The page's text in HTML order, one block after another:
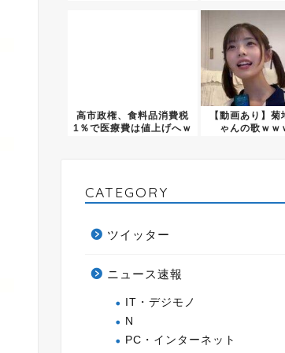
高市政権、食料品消費税
1％で医療費は値上げへｗ
【動画あり】菊
ゃんの歌ｗｗ
CATEGORY
ツイッター
ニュース速報
IT・デジモノ
N
PC・インターネット